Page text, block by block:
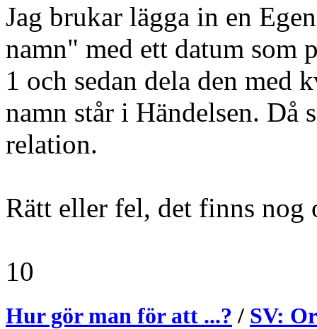
Jag brukar lägga in en
namn" med ett datum som
1 och sedan dela den med
namn står i Händelsen. Då
relation.
Rätt eller fel, det finns nog
10
Hur gör man för att ...? / SV: